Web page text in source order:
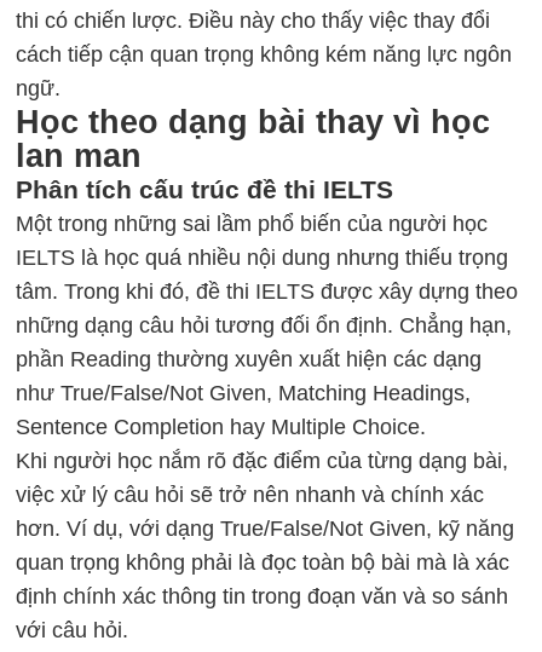
thi có chiến lược. Điều này cho thấy việc thay đổi
cách tiếp cận quan trọng không kém năng lực ngôn
ngữ.
Học theo dạng bài thay vì học
lan man
Phân tích cấu trúc đề thi IELTS
Một trong những sai lầm phổ biến của người học
IELTS là học quá nhiều nội dung nhưng thiếu trọng
tâm. Trong khi đó, đề thi IELTS được xây dựng theo
những dạng câu hỏi tương đối ổn định. Chẳng hạn,
phần Reading thường xuyên xuất hiện các dạng
như True/False/Not Given, Matching Headings,
Sentence Completion hay Multiple Choice.
Khi người học nắm rõ đặc điểm của từng dạng bài,
việc xử lý câu hỏi sẽ trở nên nhanh và chính xác
hơn. Ví dụ, với dạng True/False/Not Given, kỹ năng
quan trọng không phải là đọc toàn bộ bài mà là xác
định chính xác thông tin trong đoạn văn và so sánh
với câu hỏi.